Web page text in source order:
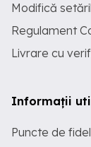
Modifică
Regulament
Livrare cu
Informații
Puncte de